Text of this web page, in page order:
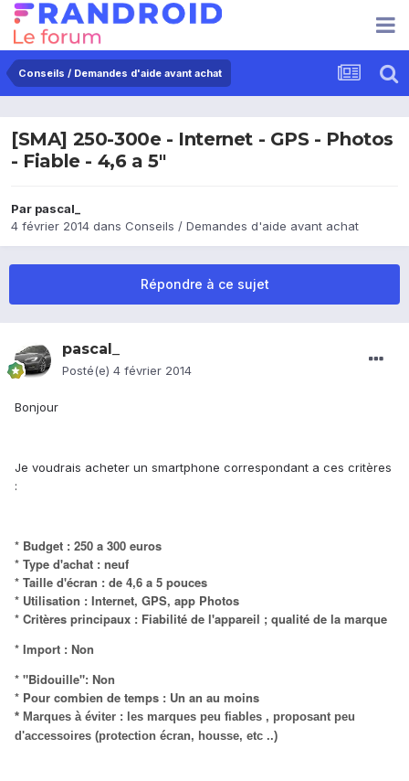
Conseils / Demandes d'aide avant achat
[SMA] 250-300e - Internet - GPS - Photos
- Fiable - 4,6 a 5"
Par pascal_
4 février 2014 dans Conseils / Demandes d'aide avant achat
Répondre à ce sujet
pascal_
Posté(e) 4 février 2014
Bonjour
Je voudrais acheter un smartphone correspondant a ces critères
:
* Budget : 250 a 300 euros
* Type d'achat : neuf
* Taille d'écran : de 4,6 a 5 pouces
* Utilisation : Internet, GPS, app Photos
* Critères principaux : Fiabilité de l'appareil ; qualité de la marque
* Import : Non
* "Bidouille": Non
* Pour combien de temps : Un an au moins
* Marques à éviter : les marques peu fiables , proposant peu
d'accessoires (protection écran, housse, etc ..)